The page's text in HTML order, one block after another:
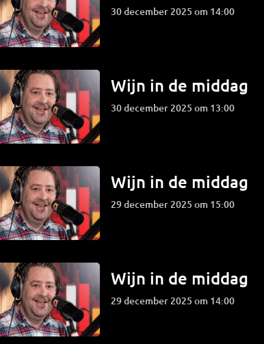
30 december 2025 om 14:00
Wijn in de middag
30 december 2025 om 13:00
Wijn in de middag
29 december 2025 om 15:00
Wijn in de middag
29 december 2025 om 14:00